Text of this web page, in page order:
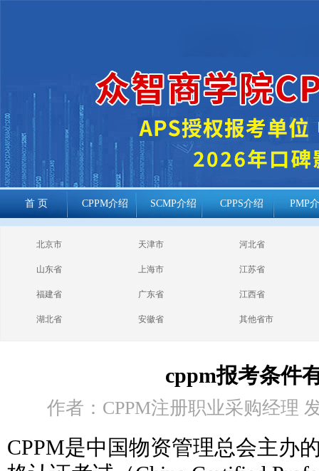
首 页 CPPM介绍 SCMP介绍 CPPS介绍 PMP
cppm报考常见
问题
北京市 天津市 河北省
山东省 上海市 江苏省
福建省 广东省 江西省
湖北省 安徽省 其他省市
cppm报考条件
作者：CPPM注册职业采购经理
CPPM是中国物资管理总会主办